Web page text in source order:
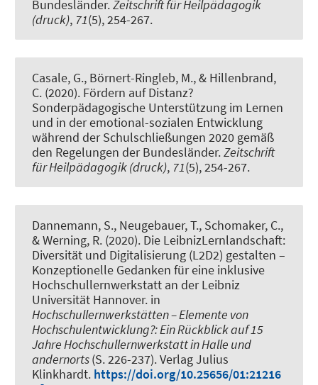
Bundesländer.Zeitschrift für Heilpädagogik
(druck), 71(5), 254-267.
Casale, G., Börnert-Ringleb, M., & Hillenbrand,
C. (2020). Fördern auf Distanz?
Sonderpädagogische Unterstützung im Lernen
und in der emotional-sozialen Entwicklung
während der Schulschließungen 2020 gemäß
den Regelungen der Bundesländer.Zeitschrift
für Heilpädagogik (druck), 71(5), 254-267.
Dannemann, S., Neugebauer, T., Schomaker, C.,
& Werning, R. (2020). Die LeibnizLernlandschaft:
Diversität und Digitalisierung (L2D2) gestalten –
Konzeptionelle Gedanken für eine inklusive
Hochschullernwerkstatt an der Leibniz
Universität Hannover. in
Hochschullernwerkstätten – Elemente von
Hochschulentwicklung?: Ein Rückblick auf 15
Jahre Hochschullernwerkstatt in Halle und
andernorts(S. 226-237). Verlag Julius
Klinkhardt. https://doi.org/10.25656/01:21216